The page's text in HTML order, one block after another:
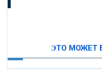
ЭТО